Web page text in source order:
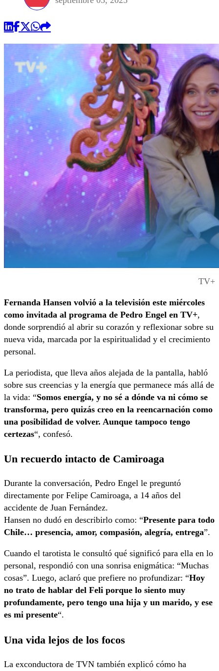
TV+
Fernanda Hansen volvió a la televisión este miércoles
como invitada al programa de Pedro Engel en TV+,
donde sorprendió al abrir su corazón y reflexionar sobre su
nueva vida, marcada por la espiritualidad y el crecimiento
personal.
La periodista, que lleva años alejada de la pantalla, habló
sobre sus creencias y la energía que permanece más allá de
la vida: “Somos energía, y no sé a dónde va ni cómo se
transforma, pero quizás creo en la reencarnación como
una posibilidad de volver. Aunque tampoco tengo
certezas“, confesó.
Un recuerdo intacto de Camiroaga
Durante la conversación, Pedro Engel le preguntó
directamente por Felipe Camiroaga, a 14 años del
accidente de Juan Fernández.
Hansen no dudó en describirlo como: “Presente para todo
Chile… presencia, amor, compasión, alegría, entrega”.
Cuando el tarotista le consultó qué significó para ella en lo
personal, respondió con una sonrisa enigmática: “Muchas
cosas”. Luego, aclaró que prefiere no profundizar: “Hoy
no trato de hablar del Feli porque lo siento muy
profundamente, pero tengo una hija y un marido, y ese
es mi presente“.
Una vida lejos de los focos
La exconductora de TVN también explicó cómo ha